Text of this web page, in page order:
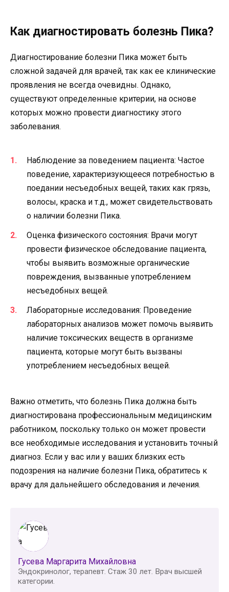
Как диагностировать болезнь Пика?
Диагностирование болезни Пика может быть
сложной задачей для врачей, так как ее клинические
проявления не всегда очевидны. Однако,
существуют определенные критерии, на основе
которых можно провести диагностику этого
заболевания.
Наблюдение за поведением пациента: Частое
поведение, характеризующееся потребностью в
поедании несъедобных вещей, таких как грязь,
волосы, краска и т.д., может свидетельствовать
о наличии болезни Пика.
Оценка физического состояния: Врачи могут
провести физическое обследование пациента,
чтобы выявить возможные органические
повреждения, вызванные употреблением
несъедобных вещей.
Лабораторные исследования: Проведение
лабораторных анализов может помочь выявить
наличие токсических веществ в организме
пациента, которые могут быть вызваны
употреблением несъедобных вещей.
Важно отметить, что болезнь Пика должна быть
диагностирована профессиональным медицинским
работником, поскольку только он может провести
все необходимые исследования и установить точный
диагноз. Если у вас или у ваших близких есть
подозрения на наличие болезни Пика, обратитесь к
врачу для дальнейшего обследования и лечения.
Гусева Маргарита Михайловна
Эндокринолог, терапевт. Стаж 30 лет. Врач высшей
категории.